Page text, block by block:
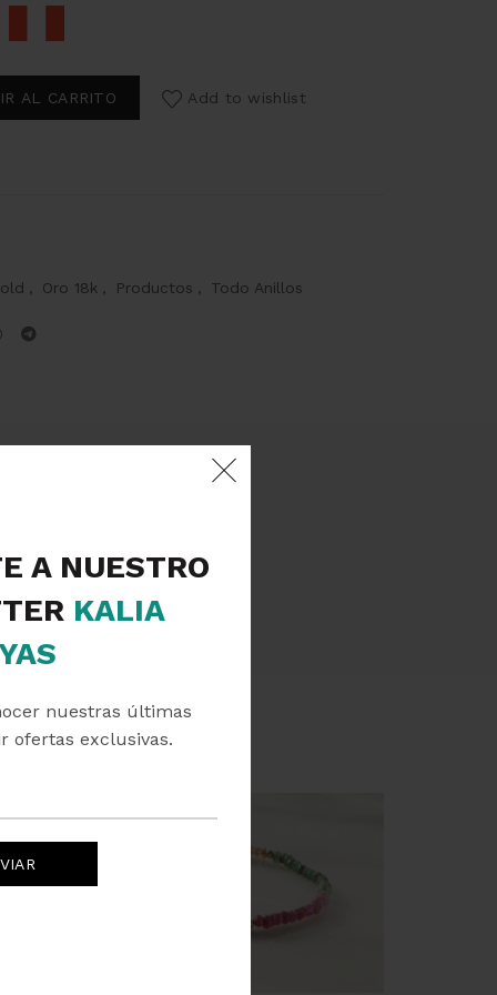
A NUESTRO
KALIA
nuestras últimas
ofertas exclusivas.
AL CARRITO Add to wishlist
Oro 18k Productos Todo Anillos
SOLD